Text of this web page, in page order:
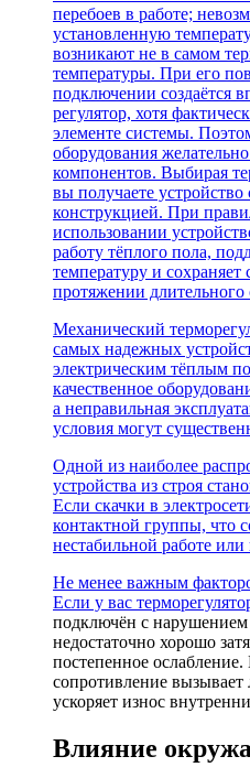
перебоев в работе;
установленную
возникают не в самом
температуры. При его
подключении создаётся
регулятор, хотя
элементе системы.
оборудования
компонентов. Выбирая
вы получаете
конструкцией. При
использовании
работу тёплого пола,
температуру и
протяжении
Механический
самых надежных
электрическим тёплым
качественное
а неправильная
условия могут
Одной из наиболее
устройства из строя
Если скачки в
контактной группы, что
нестабильной работе
Не менее важным
Если у вас
подключён с
недостаточно хорошо
постепенное
сопротивление
ускоряет износ
Влияние